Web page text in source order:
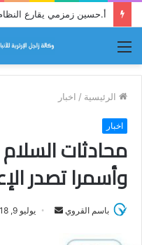
أ.حسين زمزمي يقارع
الرئيسية / اخبار
اخبار
محادثات
وأسمرا تصدر
باسم القروي يوليو 9, 2018